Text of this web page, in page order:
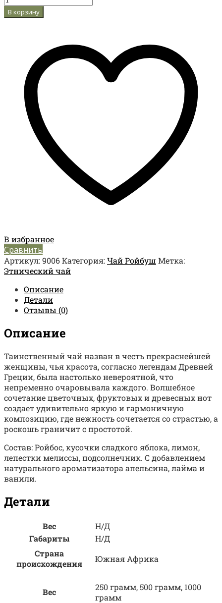
В корзину
В избранное
Сравнить
Артикул:9006Категория:Чай Ройбуш Метка:
Этнический чай
Описание
Детали
Отзывы (0)
Описание
Таинственный чай назван в честь прекраснейшей
женщины, чья красота, согласно легендам Древней
Греции, была настолько невероятной, что
непременно очаровывала каждого. Волшебное
сочетание цветочных, фруктовых и древесных нот
создает удивительно яркую и гармоничную
композицию, где нежность сочетается со страстью, а
роскошь граничит с простотой.
Состав: Ройбос, кусочки сладкого яблока, лимон,
лепестки мелиссы, подсолнечник. С добавлением
натурального ароматизатора апельсина, лайма и
ванили.
Детали
Вес
Н/Д
Габариты
Н/Д
Страна
происхождения
Южная Африка
Вес
250 грамм, 500 грамм, 1000
грамм